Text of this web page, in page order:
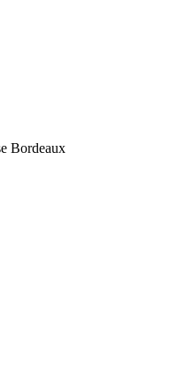
Bordeaux